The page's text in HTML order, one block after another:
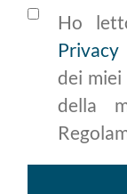
Ho
Privacy
dei
della